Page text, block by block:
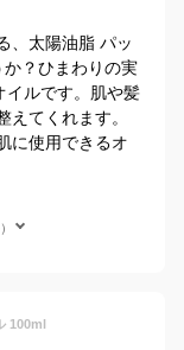
、太陽油脂 パッ
？ひまわりの実
イルです。肌や髪
てくれます。
に使用できるオ
100ml